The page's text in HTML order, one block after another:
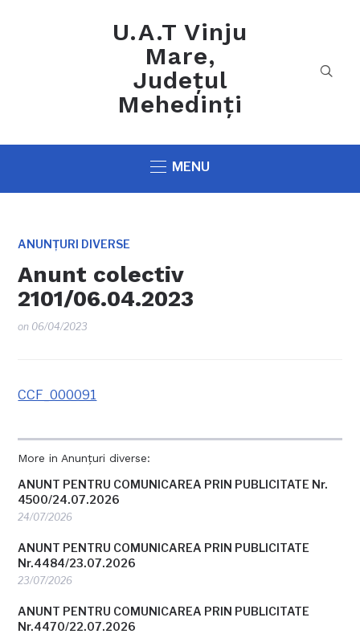
U.A.T Vinju
Mare,
Județul
Mehedinți
MENU
ANUNȚURI DIVERSE
Anunt colectiv
2101/06.04.2023
on 06/04/2023
More in Anunțuri diverse:
ANUNT PENTRU COMUNICAREA PRIN PUBLICITATE Nr.
4500/24.07.2026
24/07/2026
ANUNT PENTRU COMUNICAREA PRIN PUBLICITATE
Nr.4484/23.07.2026
23/07/2026
ANUNT PENTRU COMUNICAREA PRIN PUBLICITATE
Nr.4470/22.07.2026
CCF_000091